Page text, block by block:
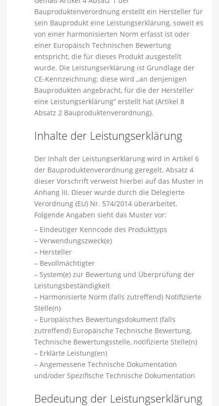
Bauproduktenverordnung erstellt ein Hersteller für
sein Bauprodukt eine Leistungserklärung, soweit es
von einer harmonisierten Norm erfasst ist oder
einer Europäisch Technischen Bewertung
entspricht, die für dieses Produkt ausgestellt
wurde. Die Leistungserklärung ist Grundlage der
CE-Kennzeichnung; diese wird „an denjenigen
Bauprodukten angebracht, für die der Hersteller
eine Leistungserklärung“ erstellt hat (Artikel 8
Absatz 2 Bauproduktenverordnung).
Inhalte der Leistungserklärung
Der Inhalt der Leistungserklärung wird in Artikel 6
der Bauproduktenverordnung geregelt. Absatz 4
dieser Vorschrift verweist hierbei auf das Muster in
Anhang III. Dieser wurde durch die Delegierte
Verordnung (EU) Nr. 574/2014 überarbeitet.
Folgende Angaben sieht das Muster vor:
– Eindeutiger Kenncode des Produkttyps
– Verwendungszweck(e)
– Hersteller
– Bevollmächtigter
– System(e) zur Bewertung und Überprüfung der
Leistungsbeständigkeit
– Harmonisierte Norm (falls zutreffend) Notifizierte
Stelle(n)
– Europäisches Bewertungsdokument (falls
zutreffend) Europäische Technische Bewertung,
Technische Bewertungsstelle, notifizierte Stelle(n)
– Erklärte Leistung(en)
– Angemessene Technische Dokumentation
und/oder Spezifische Technische Dokumentation
Bedeutung der Leistungserklärung